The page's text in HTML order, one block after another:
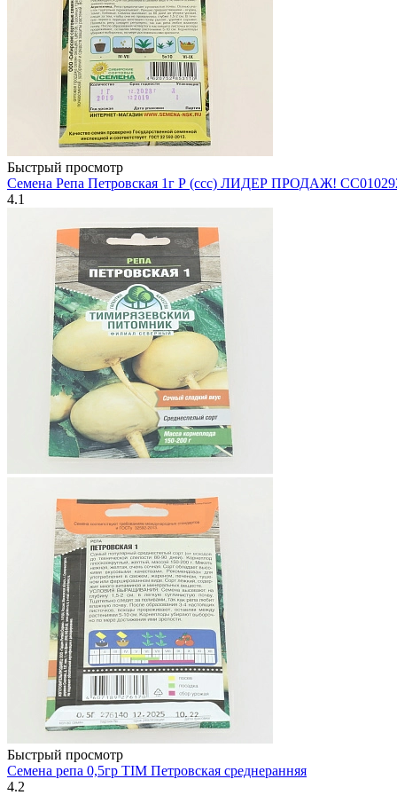
Быстрый просмотр
Семена Репа Петровская 1г Р (ссс) ЛИДЕР ПРОДАЖ!
4.1
Быстрый просмотр
Семена репа 0,5гр TIM Петровская среднеранняя
4.2